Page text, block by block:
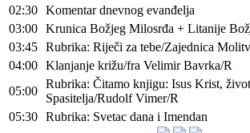
02:30 Komentar dnevnog evanđelja
03:00 Krunica Božjeg Milosrđa + Litanije
03:45 Rubrika: Riječi za tebe/Zajednica
04:00 Klanjanje križu/fra Velimir Bavrka/R
05:00
Rubrika: Čitamo knjigu: Isus Krist,
Spasitelja/Rudolf Vimer/R
05:30 Rubrika: Svetac dana i Imendan